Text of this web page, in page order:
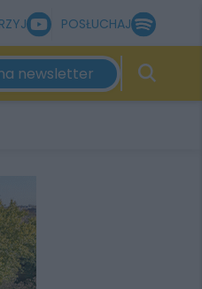
POSŁUCHAJ
newsletter